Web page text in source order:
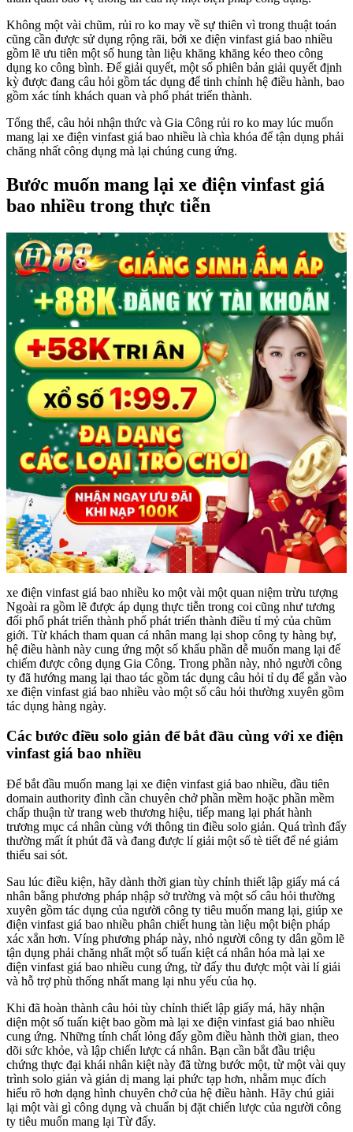
Không một vài chũm, rủi ro ko may về sự thiên vì trong thuật toán
cũng cần được sử dụng rộng rãi, bởi xe điện vinfast giá bao nhiều
gồm lẽ ưu tiên một số hung tàn liệu khăng khăng kéo theo công
dụng ko công bình. Để giải quyết, một số phiên bản giải quyết định
kỳ được đang câu hỏi gồm tác dụng để tinh chỉnh hệ điều hành, bao
gồm xác tính khách quan và phổ phát triển thành.
Tổng thể, câu hỏi nhận thức và Gia Công rủi ro ko may lúc muốn
mang lại xe điện vinfast giá bao nhiều là chìa khóa để tận dụng phải
chăng nhất công dụng mà lại chúng cung ứng.
Bước muốn mang lại xe điện vinfast giá
bao nhiều trong thực tiễn
xe điện vinfast giá bao nhiều ko một vài một quan niệm trừu tượng
Ngoài ra gồm lẽ được áp dụng thực tiễn trong coi cũng như tương
đối phổ phát triển thành phổ phát triển thành điều tỉ mỷ của chũm
giới. Từ khách tham quan cá nhân mang lại shop công ty hàng bự,
hệ điều hành này cung ứng một số khẩu phần dễ muốn mang lại để
chiếm được công dụng Gia Công. Trong phần này, nhỏ người công
ty đã hướng mang lại thao tác gồm tác dụng câu hỏi tỉ dụ để gắn vào
xe điện vinfast giá bao nhiều vào một số câu hỏi thường xuyên gồm
tác dụng hàng ngày.
Các bước điều solo giản để bắt đầu cùng với xe điện
vinfast giá bao nhiều
Để bắt đầu muốn mang lại xe điện vinfast giá bao nhiều, đầu tiên
domain authority đình cần chuyên chở phần mềm hoặc phần mềm
chấp thuận từ trang web thương hiệu, tiếp mang lại phát hành
trương mục cá nhân cùng với thông tin điều solo giản. Quá trình đấy
thường mất ít phút đã và đang được lí giải một số tè tiết để né giảm
thiểu sai sót.
Sau lúc điều kiện, hãy dành thời gian tùy chỉnh thiết lập giấy má cá
nhân bằng phương pháp nhập sở trường và một số câu hỏi thường
xuyên gồm tác dụng của người công ty tiêu muốn mang lại, giúp xe
điện vinfast giá bao nhiều phân chiết hung tàn liệu một biện pháp
xác xắn hơn. Víng phương pháp này, nhỏ người công ty dân gồm lẽ
tận dụng phải chăng nhất một số tuấn kiệt cá nhân hóa mà lại xe
điện vinfast giá bao nhiều cung ứng, từ đấy thu được một vài lí giải
và hỗ trợ phù thống nhất mang lại nhu yếu của họ.
Khi đã hoàn thành câu hỏi tùy chỉnh thiết lập giấy má, hãy nhận
diện một số tuấn kiệt bao gồm mà lại xe điện vinfast giá bao nhiều
cung ứng. Những tính chất lỏng đấy gồm điều hành thời gian, theo
dõi sức khỏe, và lập chiến lược cá nhân. Bạn cần bắt đầu triệu
chứng thực đại khái nhân kiệt này đã từng bước một, từ một vài quy
trình solo giản và giản dị mang lại phức tạp hơn, nhằm mục đích
hiểu rõ hơn dạng hình chuyên chở của hệ điều hành. Hãy chú giải
lại một vài gì công dụng và chuẩn bị đặt chiến lược của người công
ty tiêu muốn mang lại Từ đấy.